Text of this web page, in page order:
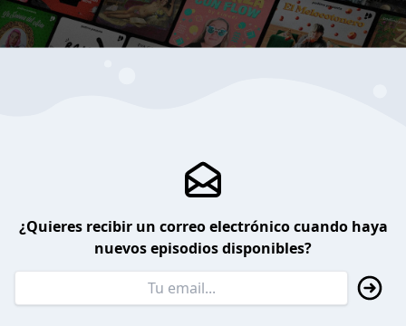
¿Quieres recibir un correo electrónico cuando haya
nuevos episodios disponibles?